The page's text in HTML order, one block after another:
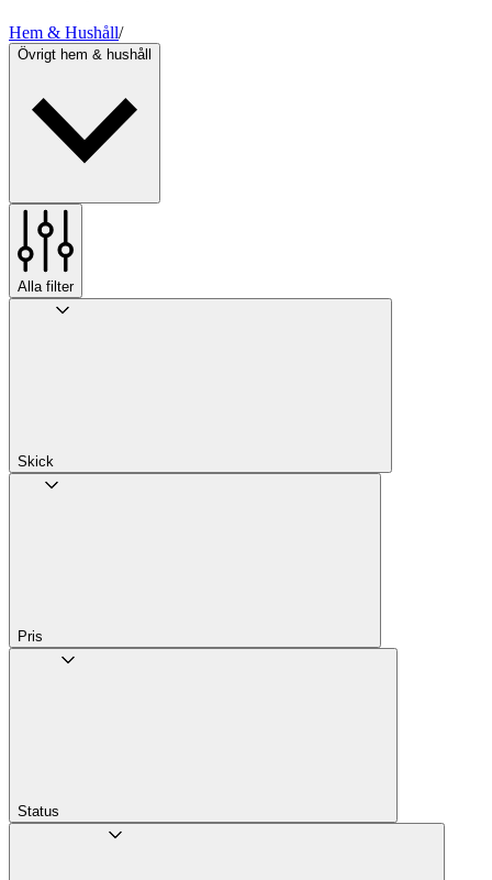
Hem & Hushåll/
Övrigt hem & hushåll
Alla filter
Skick
Pris
Status